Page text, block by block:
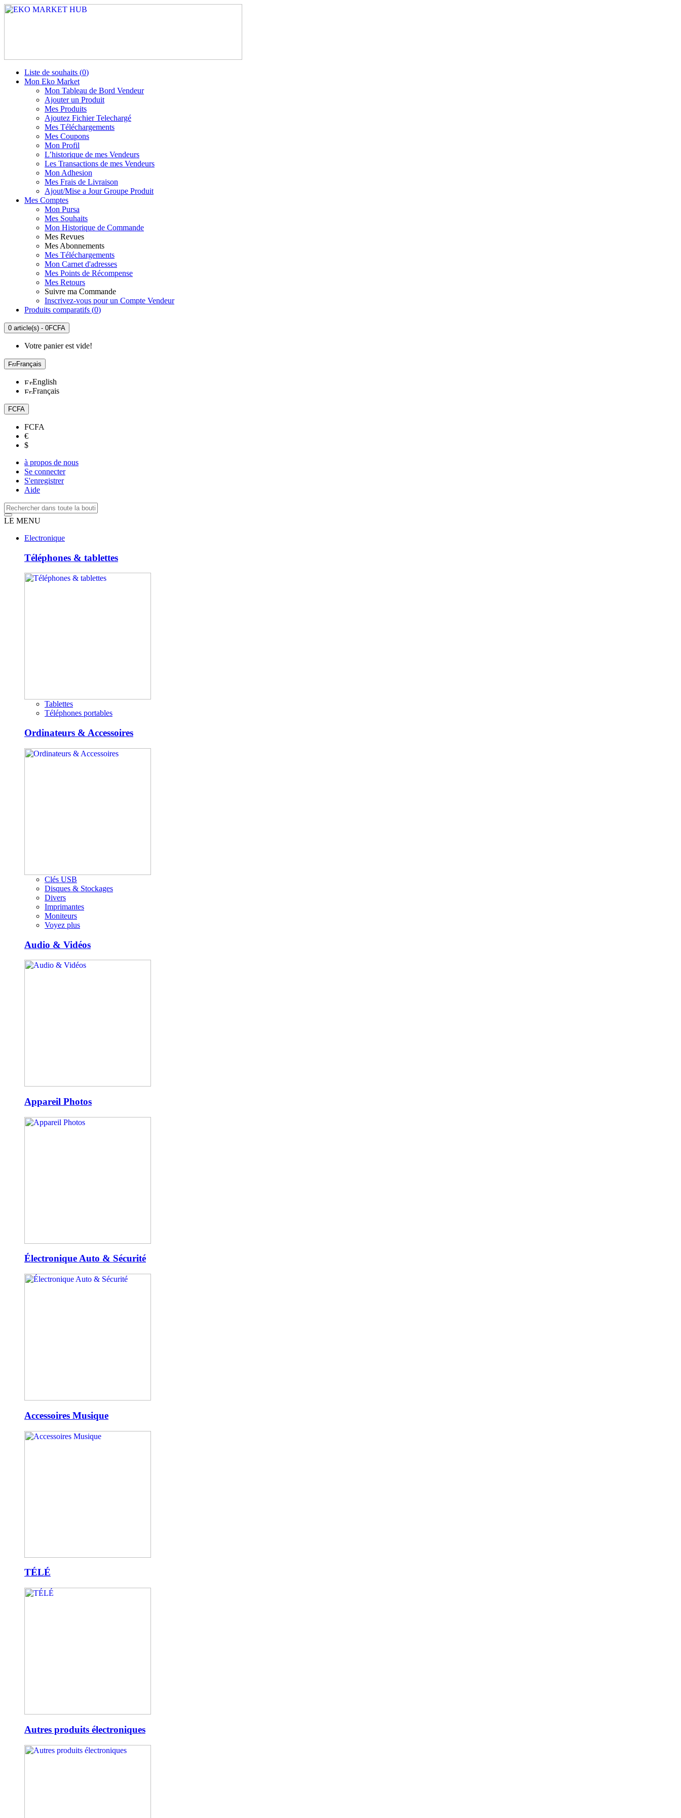
Liste de souhaits (0)
Mon Eko Market
Mon Tableau de Bord Vendeur
Ajouter un Produit
Mes Produits
Ajoutez Fichier Telechargé
Mes Téléchargements
Mes Coupons
Mon Profil
L’historique de mes Vendeurs
Les Transactions de mes Vendeurs
Mon Adhesion
Mes Frais de Livraison
Ajout/Mise a Jour Groupe Produit
Mes Comptes
Mon Pursa
Mes Souhaits
Mon Historique de Commande
Mes Revues
Mes Abonnements
Mes Téléchargements
Mon Carnet d'adresses
Mes Points de Récompense
Mes Retours
Suivre ma Commande
Inscrivez-vous pour un Compte Vendeur
Produits comparatifs (0)
0 article(s) - 0FCFA
Votre panier est vide!
Français
English
Français
FCFA
FCFA
€
$
à propos de nous
Se connecter
S'enregistrer
Aide
LE MENU
Electronique
Téléphones & tablettes
Tablettes
Téléphones portables
Ordinateurs & Accessoires
Clés USB
Disques & Stockages
Divers
Imprimantes
Moniteurs
Voyez plus
Audio & Vidéos
Appareil Photos
Électronique Auto & Sécurité
Accessoires Musique
TÉLÉ
Autres produits électroniques